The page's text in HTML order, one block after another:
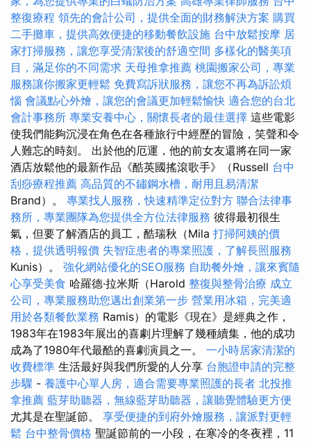
整復療程 領先的會計公司，提供全面的財務解決方案 購買
二手攤車，提供高效便捷的移動餐飲設施 台中放鬆按摩 居
家打掃服務，讓您享受清潔後的舒適空間 多樣化的醫美項
目，滿足你的不同需求 天母推拿推薦 桃園搬家公司，專業
服務讓你搬家更輕鬆 免費寫訴狀服務，讓您不再為訴訟煩
惱 會議點心外燴，讓您的會議更加輕鬆愉快 適合您的台北
會計事務所 專業安養中心，關懷長者的最佳選擇 這些電影
使我們能夠沉浸在角色在各種旅行中經歷的冒險，笑聲和令
人難忘的時刻。 出於他的厄運，他的前女友還將在同一家
酒店放鬆他的最新作品《酷英國搖滾歌手》（Russell 台中
刮痧療程推薦 高品質的不鏽鋼水槽，耐用且易清潔
Brand）。 專業找人服務，快速精準定位對方 聯合法律事
務所，專業團隊為您提供全方位法律服務 彼得最初很生
氣，但要了解酒店的員工，酷瑞秋（Mila 打掃阿姨的價
格，提供透明報價 失智症患者的專業照護，了解長照服務
Kunis）。 強化網站優化的SEO服務 自助餐外燴，讓來賓隨
心享受美食 哈羅德·拉米斯（Harold 整復與整骨治療 成立
公司，專業服務助您邁出創業第一步 營業用冰箱，完美適
用於各類餐飲業務 Ramis）的電影《現在》是經典之作，
1983年在1983年展出的喜劇片理解了幾種續集，他的成功
成為了1980年代最酷的喜劇演員之一。 一小時居家清潔的
收費標準 生活最好與我們所愛的人分享 台胞證申請的完整
步驟 - 養護中心單人房，適合需要專業照護的長者 北投推
拿推薦 藍芽助聽器，無線藍芽助聽器，讓聽覺體驗更方便
尤其是在聖誕節。 享受便捷的到府外燴服務，讓派對更輕
鬆 台中整骨價格 聖誕節前的一小段，在寒冷的冬夜裡，11